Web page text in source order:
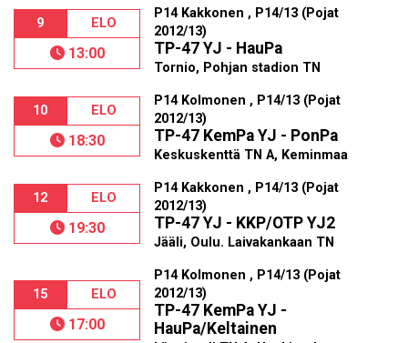
9 ELO
13:00
P14 Kakkonen , P14/13 (Pojat
2012/13)
TP-47 YJ - HauPa
Tornio, Pohjan stadion TN
10 ELO
18:30
P14 Kolmonen , P14/13 (Pojat
2012/13)
TP-47 KemPa YJ - PonPa
Keskuskenttä TN A, Keminmaa
12 ELO
19:30
P14 Kakkonen , P14/13 (Pojat
2012/13)
TP-47 YJ - KKP/OTP YJ2
Jääli, Oulu. Laivakankaan TN
15 ELO
17:00
P14 Kolmonen , P14/13 (Pojat
2012/13)
TP-47 KemPa YJ -
HauPa/Keltainen